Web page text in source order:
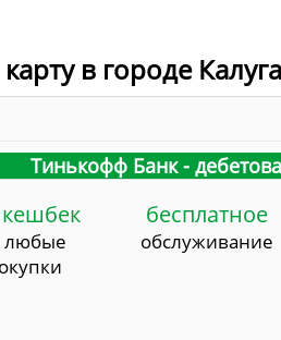
в городе Калуга
Тинькофф Банк -
кешбек
любые
бесплатное
обслуживание